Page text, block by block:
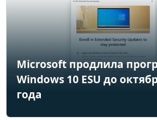
Microsoft продлила
Windows 10 ESU до
года